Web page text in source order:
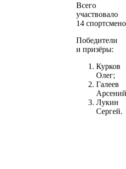
Всего
участвовало
14
Победители
и призёры:
Курков
Олег;
Галеев
Лукин
Сергей.